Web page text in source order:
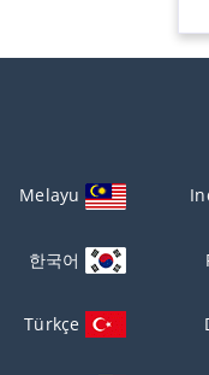
Melayu
한국어
Türkçe